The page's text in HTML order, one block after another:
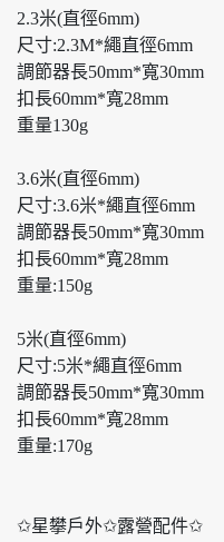
2.3米(直徑6mm)
尺寸:2.3M*繩直徑6mm
調節器長50mm*寬30mm
扣長60mm*寬28mm
重量130g
3.6米(直徑6mm)
尺寸:3.6米*繩直徑6mm
調節器長50mm*寬30mm
扣長60mm*寬28mm
重量:150g
5米(直徑6mm)
尺寸:5米*繩直徑6mm
調節器長50mm*寬30mm
扣長60mm*寬28mm
重量:170g
✩星攀戶外✩露營配件✩